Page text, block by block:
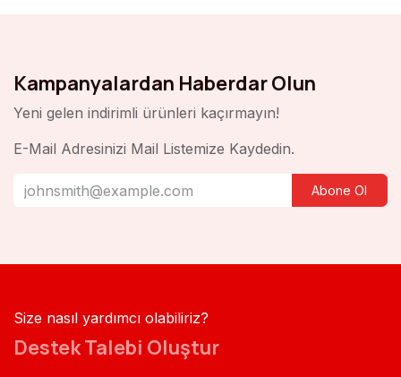
Kampanyalardan Haberdar Olun
Yeni gelen indirimli ürünleri kaçırmayın!
E-Mail Adresinizi Mail Listemize Kaydedin.
Abone Ol
Size nasıl yardımcı olabiliriz?
Destek Talebi Oluştur